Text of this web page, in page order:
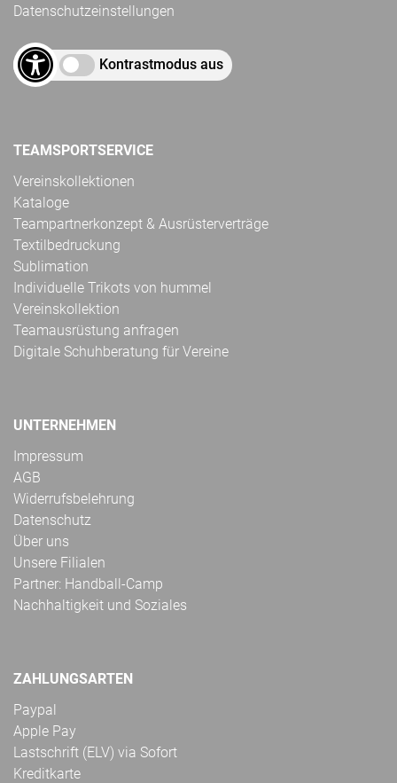
Datenschutzeinstellungen
Kontrastmodus aus
TEAMSPORTSERVICE
Vereinskollektionen
Kataloge
Teampartnerkonzept & Ausrüsterverträge
Textilbedruckung
Sublimation
Individuelle Trikots von hummel
Vereinskollektion
Teamausrüstung anfragen
Digitale Schuhberatung für Vereine
UNTERNEHMEN
Impressum
AGB
Widerrufsbelehrung
Datenschutz
Über uns
Unsere Filialen
Partner: Handball-Camp
Nachhaltigkeit und Soziales
ZAHLUNGSARTEN
Paypal
Apple Pay
Lastschrift (ELV) via Sofort
Kreditkarte